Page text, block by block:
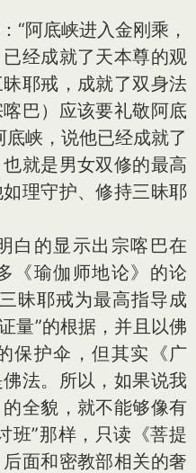
阿底峡进入金刚乘，
经成就了天本尊的观
耶戒，成就了双身法
巴）应该要礼敬阿底
峡，说他已经成就了
就是男女双修的最高
理守护、修持三昧耶
的显示出宗喀巴在
《瑜伽师地论》的论
昧耶戒为最高指导成
量”的根据，并且以佛
保护伞，但其实《广
法。所以，如果说我
全貌，就不能够像有
班”那样，只读《菩提
面和密教部相关的奢